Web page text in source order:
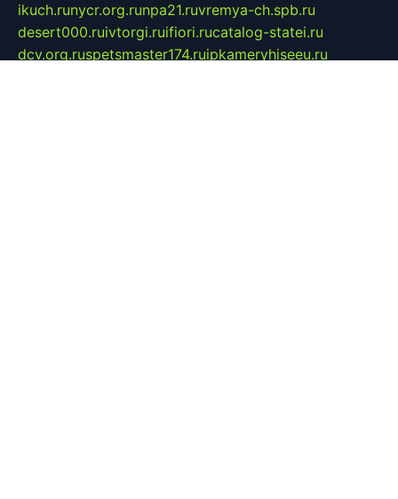
ikuch.runycr.org.runpa21.ruvremya-ch.spb.ru
desert000.ruivtorgi.ruifiori.rucatalog-statei.ru
dcv.org.ruspetsmaster174.ruipkameryhiseeu.ru